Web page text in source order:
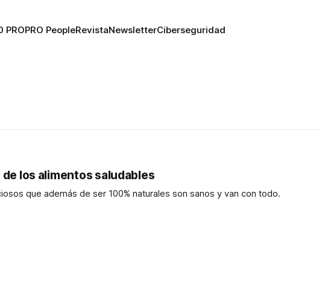
PROPRO PeopleRevistaNewsletterCiberseguridad
los alimentos saludables
que además de ser 100% naturales son sanos y van con todo.